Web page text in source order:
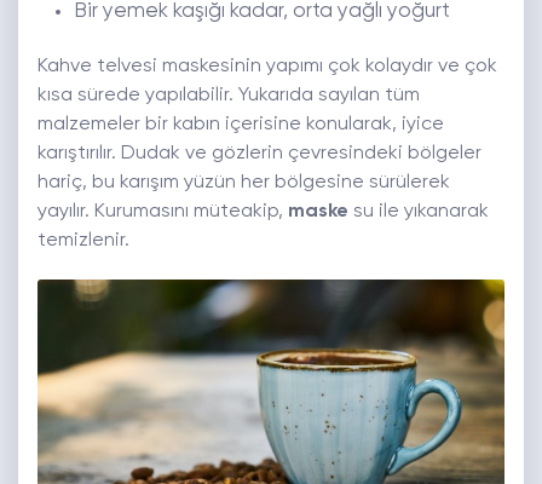
Bir yemek kaşığı kadar, orta yağlı yoğurt
Kahve telvesi maskesinin yapımı çok kolaydır ve çok
kısa sürede yapılabilir. Yukarıda sayılan tüm
malzemeler bir kabın içerisine konularak, iyice
karıştırılır. Dudak ve gözlerin çevresindeki bölgeler
hariç, bu karışım yüzün her bölgesine sürülerek
yayılır. Kurumasını müteakip, maske su ile yıkanarak
temizlenir.